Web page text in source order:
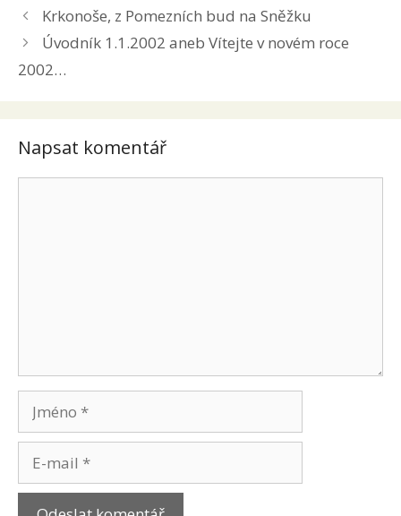
Krkonoše, z Pomezních bud na Sněžku
Úvodník 1.1.2002 aneb Vítejte v novém roce
2002…
Napsat komentář
mail